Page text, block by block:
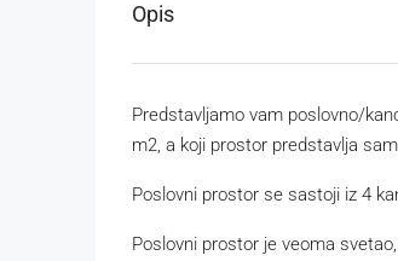
Opis
Predstavljamo vam poslovno/
m2, a koji prostor predstavlja
Poslovni prostor se sastoji iz 4
Poslovni prostor je veoma